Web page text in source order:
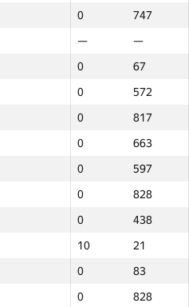
0
747
—
—
0
67
0
572
0
817
0
663
0
597
0
828
0
438
10
21
0
83
0
828
0
747
—
—
0
67
0
572
0
817
0
663
0
597
0
828
0
438
10
21
0
83
0
828